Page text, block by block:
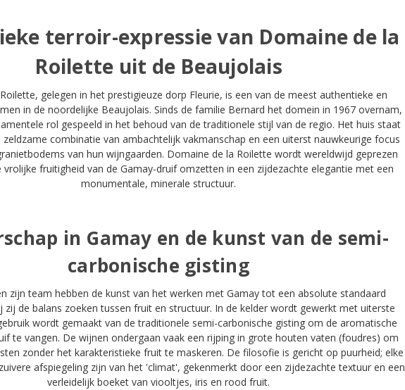
terroir-expressie van Domaine de la
Roilette uit de Beaujolais
gelegen in het prestigieuze dorp Fleurie, is een van de meest authentieke en
in de noordelijke Beaujolais. Sinds de familie Bernard het domein in 1967 overnam,
rol gespeeld in het behoud van de traditionele stijl van de regio. Het huis staat
combinatie van ambachtelijk vakmanschap en een uiterst nauwkeurige focus
van hun wijngaarden. Domaine de la Roilette wordt wereldwijd geprezen
fruitigheid van de Gamay-druif omzetten in een zijdezachte elegantie met een
monumentale, minerale structuur.
in Gamay en de kunst van de semi-
carbonische gisting
zijn team hebben de kunst van het werken met Gamay tot een absolute standaard
zij de balans zoeken tussen fruit en structuur. In de kelder wordt gewerkt met uiterste
wordt gemaakt van de traditionele semi-carbonische gisting om de aromatische
te vangen. De wijnen ondergaan vaak een rijping in grote houten vaten (foudres) om
zonder het karakteristieke fruit te maskeren. De filosofie is gericht op puurheid; elke
afspiegeling zijn van het 'climat', gekenmerkt door een zijdezachte textuur en een
verleidelijk boeket van viooltjes, iris en rood fruit.